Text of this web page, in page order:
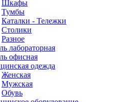
Шкафы
Тумбы
Каталки - Тележки
Столики
Разное
лабораторная
офисная
одежда
Женская
Мужская
Обувь